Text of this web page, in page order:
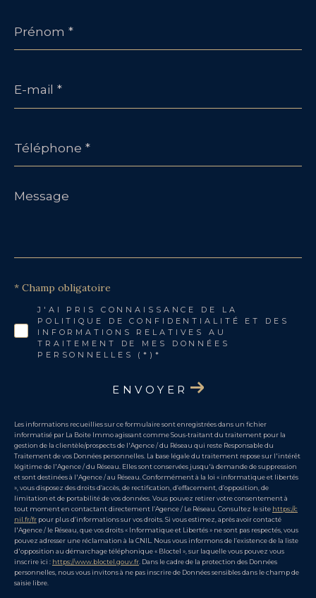
*
mail
*
*
Message
*
J'AI PRIS CONNAISSANCE DE LA
POLITIQUE DE CONFIDENTIALITÉ ET DES
INFORMATIONS RELATIVES AU
TRAITEMENT DE MES DONNÉES
PERSONNELLES (*)*
* Champ obligatoire
ENVOYER
Les informations recueillies sur ce formulaire sont enregistrées dans un fichier
informatisé par La Boite Immo agissant comme Sous-traitant du traitement pour la
gestion de la clientèle/prospects de l'Agence / du Réseau qui reste Responsable du
Traitement de vos Données personnelles. La base légale du traitement repose sur l'intérêt
légitime de l'Agence / du Réseau. Elles sont conservées jusqu'à demande de suppression
et sont destinées à l'Agence / au Réseau. Conformément à la loi « informatique et libertés
», vous disposez des droits d’accès, de rectification, d’effacement, d’opposition, de
limitation et de portabilité de vos données. Vous pouvez retirer votre consentement à
tout moment en contactant directement l’Agence / Le Réseau. Consultez le site https://c
nil.fr/fr pour plus d’informations sur vos droits. Si vous estimez, après avoir contacté
l'Agence / le Réseau, que vos droits « Informatique et Libertés » ne sont pas respectés, vous
pouvez adresser une réclamation à la CNIL. Nous vous informons de l’existence de la liste
d'opposition au démarchage téléphonique « Bloctel », sur laquelle vous pouvez vous
inscrire ici : https://www.bloctel.gouv.fr . Dans le cadre de la protection des Données
personnelles, nous vous invitons à ne pas inscrire de Données sensibles dans le champ de
saisie libre.